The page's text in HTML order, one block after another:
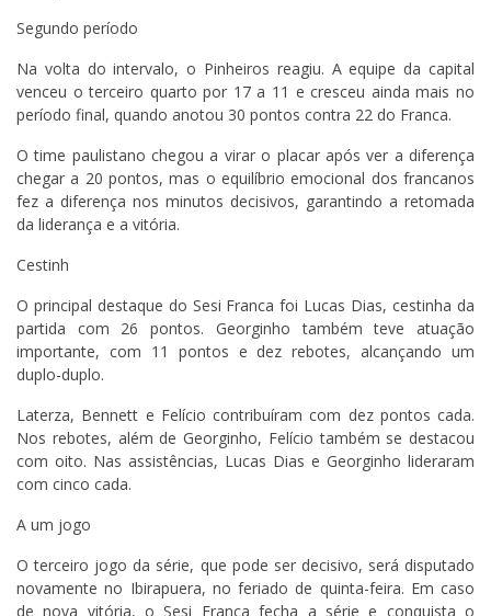
Segundo período
Na volta do intervalo, o Pinheiros reagiu. A equipe da capital
venceu o terceiro quarto por 17 a 11 e cresceu ainda mais no
período final, quando anotou 30 pontos contra 22 do Franca.
O time paulistano chegou a virar o placar após ver a diferença
chegar a 20 pontos, mas o equilíbrio emocional dos francanos
fez a diferença nos minutos decisivos, garantindo a retomada
da liderança e a vitória.
Cestinh
O principal destaque do Sesi Franca foi Lucas Dias, cestinha da
partida com 26 pontos. Georginho também teve atuação
importante, com 11 pontos e dez rebotes, alcançando um
duplo-duplo.
Laterza, Bennett e Felício contribuíram com dez pontos cada.
Nos rebotes, além de Georginho, Felício também se destacou
com oito. Nas assistências, Lucas Dias e Georginho lideraram
com cinco cada.
A um jogo
O terceiro jogo da série, que pode ser decisivo, será disputado
novamente no Ibirapuera, no feriado de quinta-feira. Em caso
de nova vitória, o Sesi Franca fecha a série e conquista o